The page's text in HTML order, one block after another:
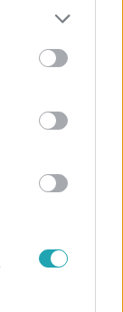
more Google
may click to
tags to
below Google
mert
részletét. A
a